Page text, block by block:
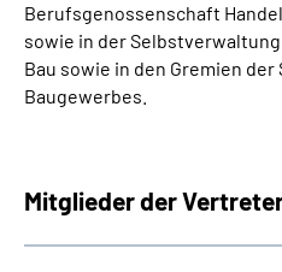
Berufsgenossenschaft
sowie in der
Bau sowie in den Gremien der
Baugewerbes.
Mitglieder der